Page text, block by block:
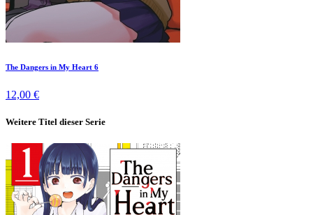
The Dangers in My Heart 6
12,00 €
Weitere Titel dieser Serie